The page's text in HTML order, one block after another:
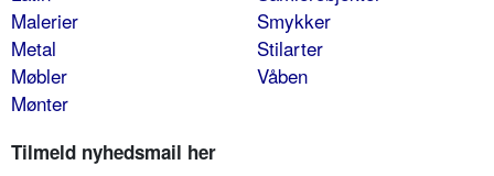
Malerier
Metal
Møbler
Mønter
Smykker
Stilarter
Våben
Tilmeld nyhedsmail her